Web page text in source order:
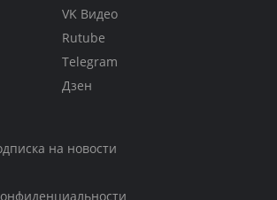
VK Видео
Rutube
Telegram
Дзен
на новости